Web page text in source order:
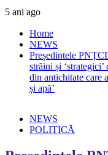
5 ani ago
Home
NEWS
Președintele
străini și
din antichitate care
și apă’
NEWS
POLITICĂ